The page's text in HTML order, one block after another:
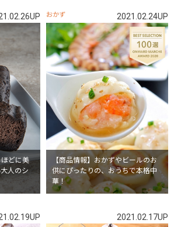
ほどに美
人のシ
【商品情報】おかずやビールのお
供にぴったりの、おうちで本格中
華！
おかず 2021.02.24UP
2021.02.17UP